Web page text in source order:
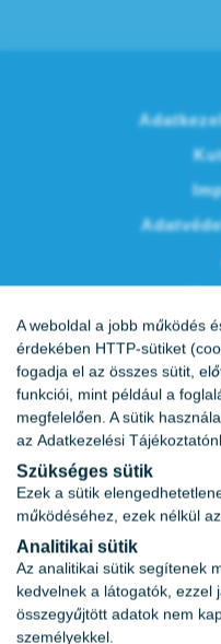
A weboldal a jobb működés
érdekében HTTP-sütiket
fogadja el az összes sütit,
funkciói, mint például a
megfelelően. A sütik
az Adatkezelési
Szükséges sütik
Ezek a sütik
működéséhez, ezek nélkül
Analitikai sütik
Az analitikai sütik segítenek
kedvelnek a látogatók, ezzel
összegyűjtött adatok nem
személyekkel.